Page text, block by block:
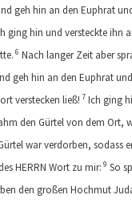
geh hin an den Euphrat
ging hin und versteckte ihn
6 Nach langer Zeit aber
geh hin an den Euphrat
verstecken ließ! 7 Ich ging
den Gürtel von dem Ort,
war verdorben, sodass
HERRN Wort zu mir: 9 So
den großen Hochmut